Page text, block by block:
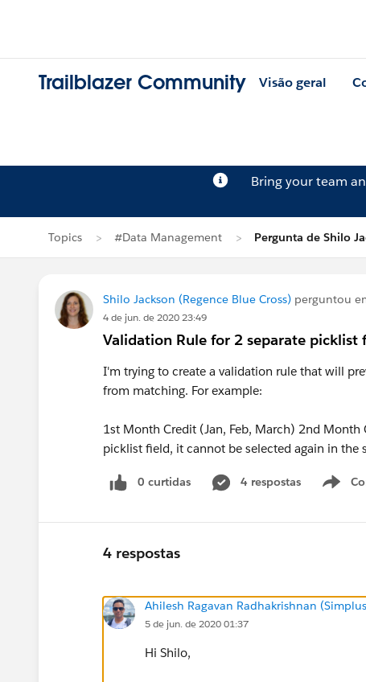
Trailblazer Community Visão geral
Bring your team
Topics #Data Management Pergunta de Shilo
Shilo Jackson (Regence Blue Cross) perguntou
4 de jun. de 2020 23:49
Validation Rule for 2 separate
I'm trying to create a validation rule that will
from matching. For example:
1st Month Credit (Jan, Feb, March) 2nd Month
picklist field, it cannot be selected again in the
0 curtidas 4 respostas
4 respostas
Ahilesh Ragavan Radhakrishnan
5 de jun. de 2020 01:37
Hi Shilo,